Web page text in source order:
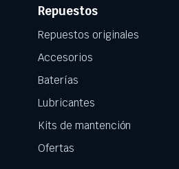
Repuestos
Repuestos originales
Accesorios
Baterías
Lubricantes
Kits de mantención
Ofertas